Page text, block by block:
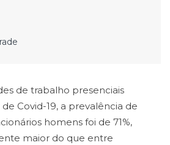
de trabalho presenciais
Covid-19, a prevalência de
homens foi de 71%,
maior do que entre